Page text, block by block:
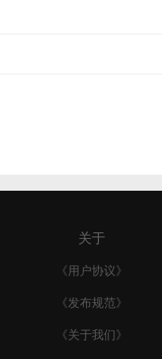
关于
《用户协议》
《发布规范》
《关于我们》